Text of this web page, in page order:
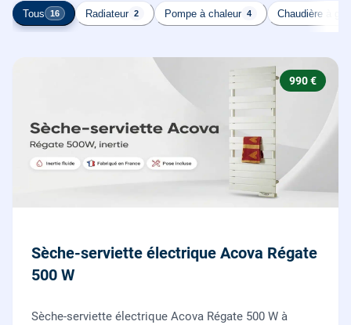
Tous 16 Radiateur 2 Pompe à chaleur 4 Chaudière à gaz
990 €
Sèche-serviette électrique Acova Régate
500 W
Sèche-serviette électrique Acova Régate 500 W à